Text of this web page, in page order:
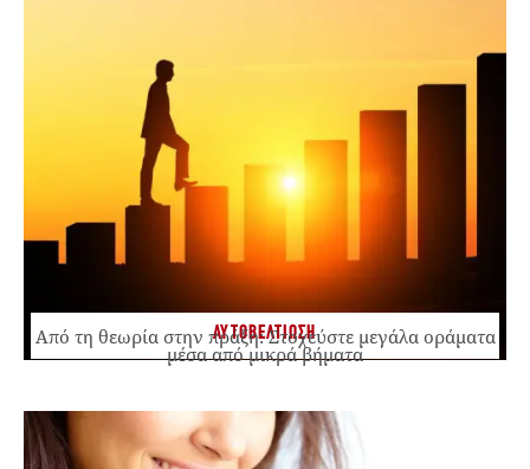
ΑΥΤΟΒΕΛΤΙΩΣΗ
Από τη θεωρία στην πράξη: Στοχεύστε μεγάλα οράματα
μέσα από μικρά βήματα